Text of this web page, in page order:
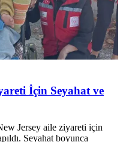
İçin Seyahat ve
Jersey aile ziyareti için
Seyahat boyunca